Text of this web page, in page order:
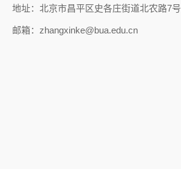
地址：北京市昌平区史各庄街道北农路7号
邮箱：zhangxinke@bua.edu.cn